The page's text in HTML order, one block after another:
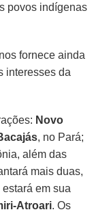
povos indígenas
nos fornece ainda
interesses da
Novo
, no Pará;
além das
mais duas,
em sua
Atroari. Os